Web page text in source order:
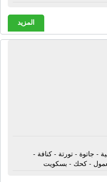
المزيد
- جاتوة - تورتة - كنافة -
- كحك - بسكويت